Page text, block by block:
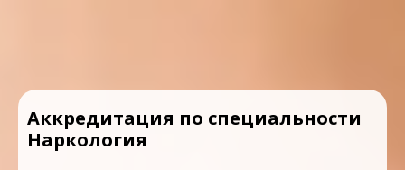
Аккредитация по специальности
Наркология